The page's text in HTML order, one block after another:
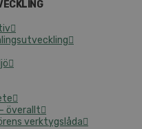
överallt
verktygslåda